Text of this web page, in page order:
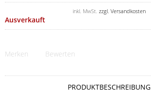
inkl. MwSt. zzgl. Versandkosten
Ausverkauft
Merken Bewerten
PRODUKTBESCHREIBUNG